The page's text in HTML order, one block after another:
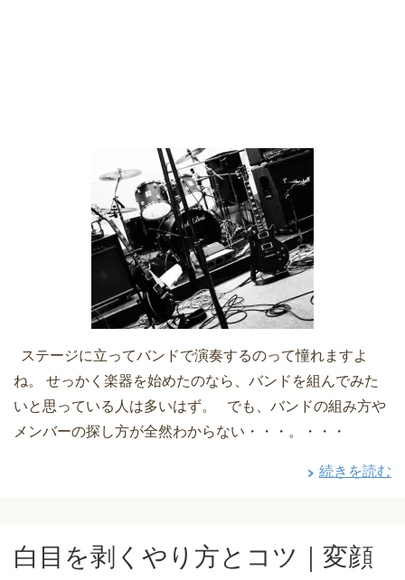
ステージに立ってバンドで演奏するのって憧れますよ
ね。 せっかく楽器を始めたのなら、バンドを組んでみた
いと思っている人は多いはず。 でも、バンドの組み方や
メンバーの探し方が全然わからない・・・。・・・
続きを読む
白目を剥くやり方とコツ｜変顔